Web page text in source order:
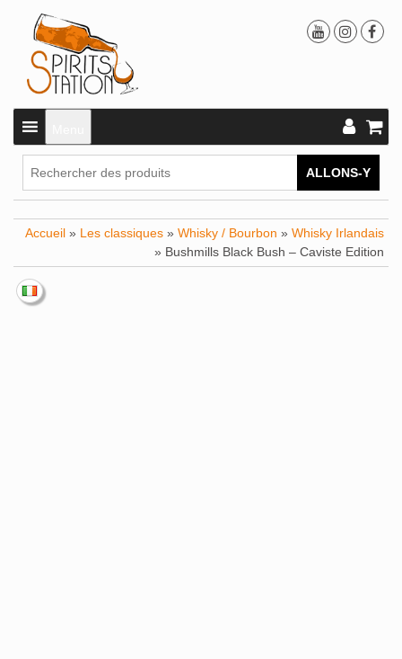
ALLONS-Y
Accueil » Les classiques » Whisky / Bourbon » Whisky Irlandais
» Bushmills Black Bush – Caviste Edition